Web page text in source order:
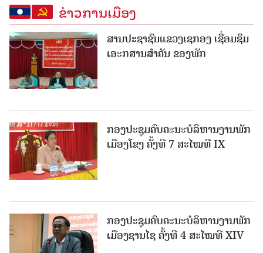
ຂ່າວການເມືອງ
ສານປະຊາຊົນແຂວງເຊກອງ ເຊື່ອມຊຶມ
ເອະກສານສໍາຄັນ ຂອງພັກ
ກອງປະຊຸມຄົບຄະນະບໍລິຫານງານພັກ
ເມືອງໂຂງ ຄັ້ງທີ 7 ສະໄໝທີ IX
ກອງປະຊຸມຄົບຄະນະບໍລິຫານງານພັກ
ເມືອງຊານ​ໄຊ ຄັ້ງທີ 4 ສະໄໝທີ XIV